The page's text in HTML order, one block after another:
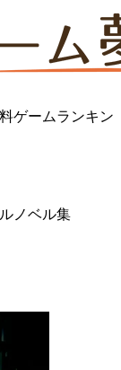
ゲームランキン
ノベル集